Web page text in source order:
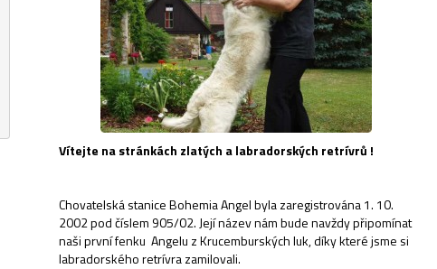
Vítejte na stránkách zlatých a labradorských retrívrů !
Chovatelská stanice Bohemia Angel byla zaregistrována 1. 10.
2002 pod číslem 905/02. Její název nám bude navždy připomínat
naši první fenku Angelu z Krucemburských luk, díky které jsme si
labradorského retrívra zamilovali.